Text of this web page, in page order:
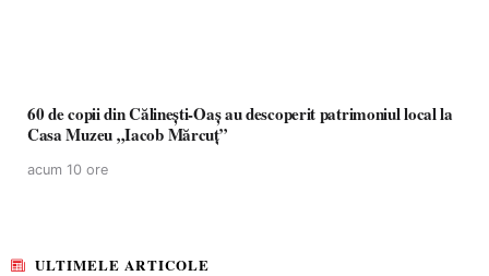
60 de copii din Călinești-Oaș au descoperit patrimoniul local la
Casa Muzeu „Iacob Mărcuț”
acum 10 ore
ULTIMELE ARTICOLE